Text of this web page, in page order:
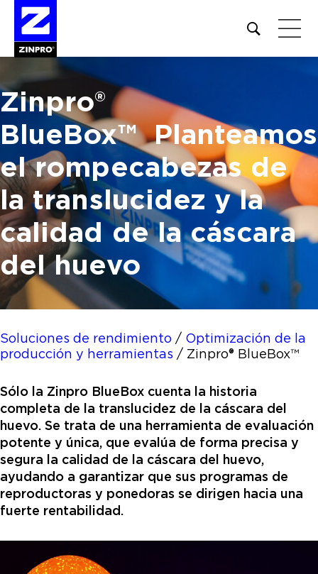
Open
site
search
Buscar:
Zinpro®
BlueBox™Planteamos
el rompecabezas de
la translucidez y la
calidad de la cáscara
del huevo
Soluciones de rendimiento / Optimización de la
producción y herramientas / Zinpro® BlueBox™
Sólo la Zinpro BlueBox cuenta la historia
completa de la translucidez de la cáscara del
huevo. Se trata de una herramienta de evaluación
potente y única, que evalúa de forma precisa y
segura la calidad de la cáscara del huevo,
ayudando a garantizar que sus programas de
reproductoras y ponedoras se dirigen hacia una
fuerte rentabilidad.